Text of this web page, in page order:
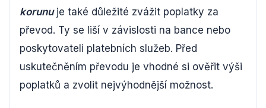
korunuje také důležité zvážit poplatky za
převod. Ty se liší v závislosti na bance nebo
poskytovateli platebních služeb. Před
uskutečněním převodu je vhodné si ověřit výši
poplatků a zvolit nejvýhodnější možnost.